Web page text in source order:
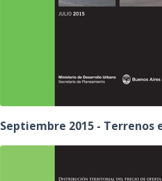
Septiembre 2015 -